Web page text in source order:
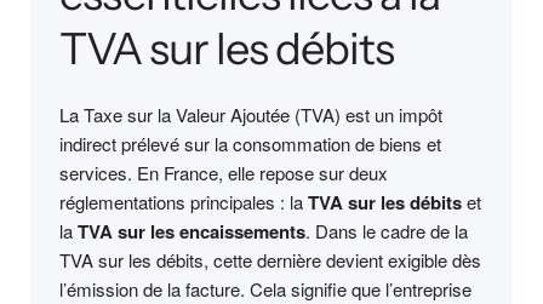
TVA sur les débits
La Taxe sur la Valeur Ajoutée (TVA) est un impôt
indirect prélevé sur la consommation de biens et
services. En France, elle repose sur deux
réglementations principales : laTVA sur les débitset
laTVA sur les encaissements. Dans le cadre de la
TVA sur les débits, cette dernière devient exigible dès
l’émission de la facture. Cela signifie que l’entreprise